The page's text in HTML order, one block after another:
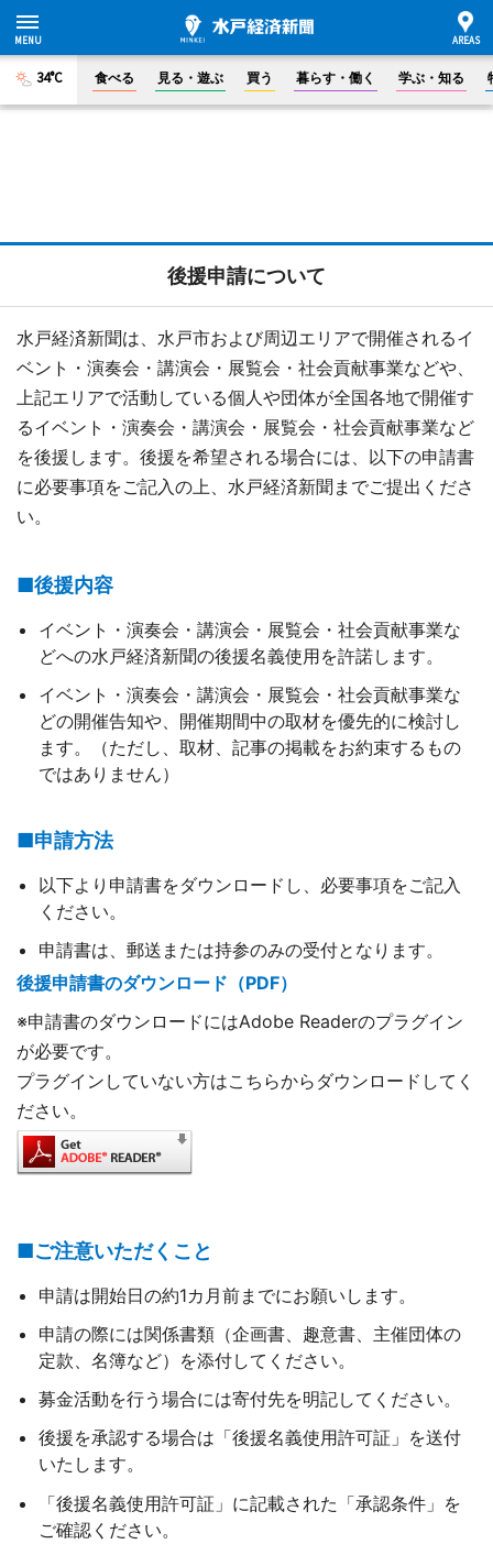
34°C 食べる 見る・遊ぶ 買う 暮らす・働く 学ぶ・知る
後援申請について
水戸経済新聞は、水戸市および周辺エリアで開催されるイ
ベント・演奏会・講演会・展覧会・社会貢献事業などや、
上記エリアで活動している個人や団体が全国各地で開催す
るイベント・演奏会・講演会・展覧会・社会貢献事業など
を後援します。後援を希望される場合には、以下の申請書
に必要事項をご記入の上、水戸経済新聞までご提出くださ
い。
■後援内容
イベント・演奏会・講演会・展覧会・社会貢献事業な
どへの水戸経済新聞の後援名義使用を許諾します。
イベント・演奏会・講演会・展覧会・社会貢献事業な
どの開催告知や、開催期間中の取材を優先的に検討し
ます。（ただし、取材、記事の掲載をお約束するもの
ではありません）
■申請方法
以下より申請書をダウンロードし、必要事項をご記入
ください。
申請書は、郵送または持参のみの受付となります。
後援申請書のダウンロード（PDF）
※申請書のダウンロードにはAdobe Readerのプラグイン
が必要です。
プラグインしていない方はこちらからダウンロードしてく
ださい。
■ご注意いただくこと
申請は開始日の約1カ月前までにお願いします。
申請の際には関係書類（企画書、趣意書、主催団体の
定款、名簿など）を添付してください。
募金活動を行う場合には寄付先を明記してください。
後援を承認する場合は「後援名義使用許可証」を送付
いたします。
「後援名義使用許可証」に記載された「承認条件」を
ご確認ください。